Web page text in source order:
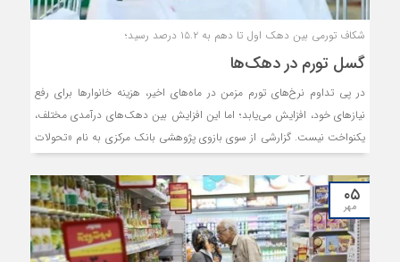
شکاف تورمی بین دهک‌ اول تا دهم به ۱۵.۲ درصد رسید؛
گسل تورم در دهک‌ها
در پی تداوم نرخ‌های تورم مزمن در ماه‌های اخیر، هزینه خانوارها برای رفع
نیازهای خود، افزایش می‌یابد؛ اما این افزایش بین دهک‌های درآمدی مختلف،
یکنواخت نیست. گزارشی از سوی بازوی پژوهشی بانک مرکزی به نام «تحولات
درآمدی»، نشان می‌دهد که دهک‌های پایین درآمدی، تورم بیشتری را تجربه
کرده‌اند و فشار تورمی بر خانوارهای فقیر بیشتر بوده است. در ۱۴۰۳ نسبت به
۱۴۰۰ نابرابری تورمی افزایش یافته است. همچنین داده‌های تورم تیرماه از
سوی مرکز آمار، حاکی از شکاف ۱۵.۲ واحد درصدی تورم نقطه‌به‌نقطه بین دهک
۰۵
مهر